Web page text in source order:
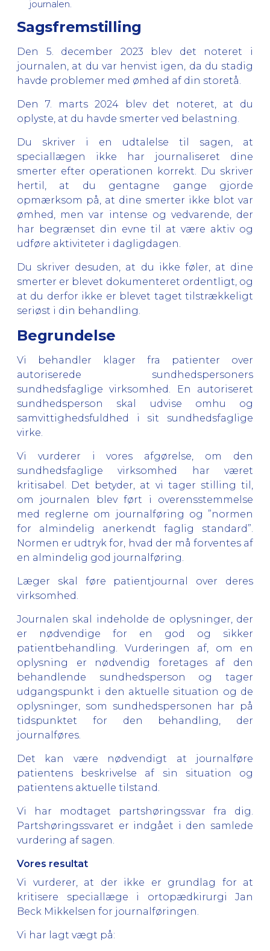
journalen.
Sagsfremstilling
Den 5. december 2023 blev det noteret i
journalen, at du var henvist igen, da du stadig
havde problemer med ømhed af din storetå.
Den 7. marts 2024 blev det noteret, at du
oplyste, at du havde smerter ved belastning.
Du skriver i en udtalelse til sagen, at
speciallægen ikke har journaliseret dine
smerter efter operationen korrekt. Du skriver
hertil, at du gentagne gange gjorde
opmærksom på, at dine smerter ikke blot var
ømhed, men var intense og vedvarende, der
har begrænset din evne til at være aktiv og
udføre aktiviteter i dagligdagen.
Du skriver desuden, at du ikke føler, at dine
smerter er blevet dokumenteret ordentligt, og
at du derfor ikke er blevet taget tilstrækkeligt
seriøst i din behandling.
Begrundelse
Vi behandler klager fra patienter over
autoriserede sundhedspersoners
sundhedsfaglige virksomhed. En autoriseret
sundhedsperson skal udvise omhu og
samvittighedsfuldhed i sit sundhedsfaglige
virke.
Vi vurderer i vores afgørelse, om den
sundhedsfaglige virksomhed har været
kritisabel. Det betyder, at vi tager stilling til,
om journalen blev ført i overensstemmelse
med reglerne om journalføring og ”normen
for almindelig anerkendt faglig standard”.
Normen er udtryk for, hvad der må forventes af
en almindelig god journalføring.
Læger skal føre patientjournal over deres
virksomhed.
Journalen skal indeholde de oplysninger, der
er nødvendige for en god og sikker
patientbehandling. Vurderingen af, om en
oplysning er nødvendig foretages af den
behandlende sundhedsperson og tager
udgangspunkt i den aktuelle situation og de
oplysninger, som sundhedspersonen har på
tidspunktet for den behandling, der
journalføres.
Det kan være nødvendigt at journalføre
patientens beskrivelse af sin situation og
patientens aktuelle tilstand.
Vi har modtaget partshøringssvar fra dig.
Partshøringssvaret er indgået i den samlede
vurdering af sagen.
Vores resultat
Vi vurderer, at der ikke er grundlag for at
kritisere speciallæge i ortopædkirurgi Jan
Beck Mikkelsen for journalføringen.
Vi har lagt vægt på: